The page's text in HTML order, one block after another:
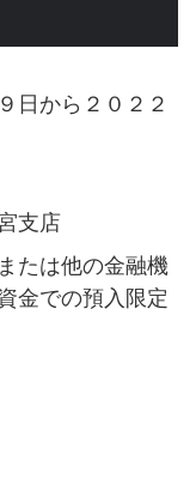
日から２０２２
支店
たは他の金融機
金での預入限定